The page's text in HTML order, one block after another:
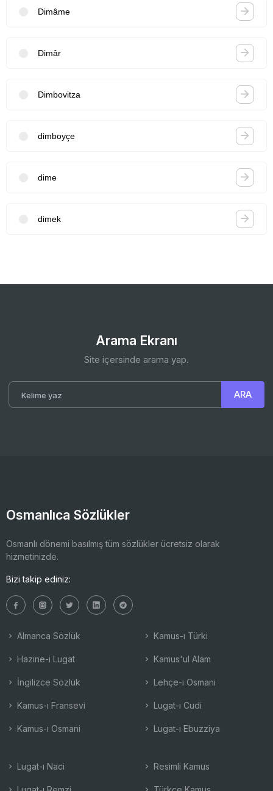
Dimâme
Dimâr
Dimbovitza
dimboyçe
dime
dimek
Arama Ekranı
Site içersinde arama yap.
Osmanlıca Sözlükler
Osmanlı dönemi basılmış tüm sözlükler ücretsiz olarak
hizmetinizde.
Bizi takip ediniz:
Almanca Sözlük
Hazine-i Lugat
İngilizce Sözlük
Kamus-ı Fransevi
Kamus-ı Osmani
Kamus-ı Türki
Kamus'ul Alam
Lehçe-i Osmani
Lugat-ı Cudi
Lugat-ı Ebuzziya
Lugat-ı Naci Resimli Kamus